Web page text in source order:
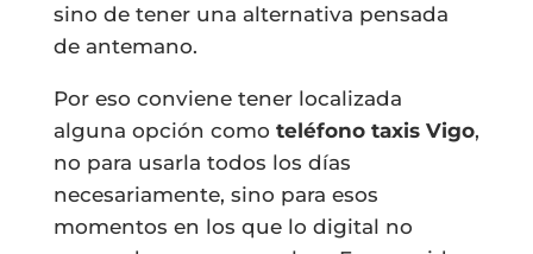
sino de tener una alternativa pensada
de antemano.
Por eso conviene tener localizada
alguna opción como teléfono taxis Vigo,
no para usarla todos los días
necesariamente, sino para esos
momentos en los que lo digital no